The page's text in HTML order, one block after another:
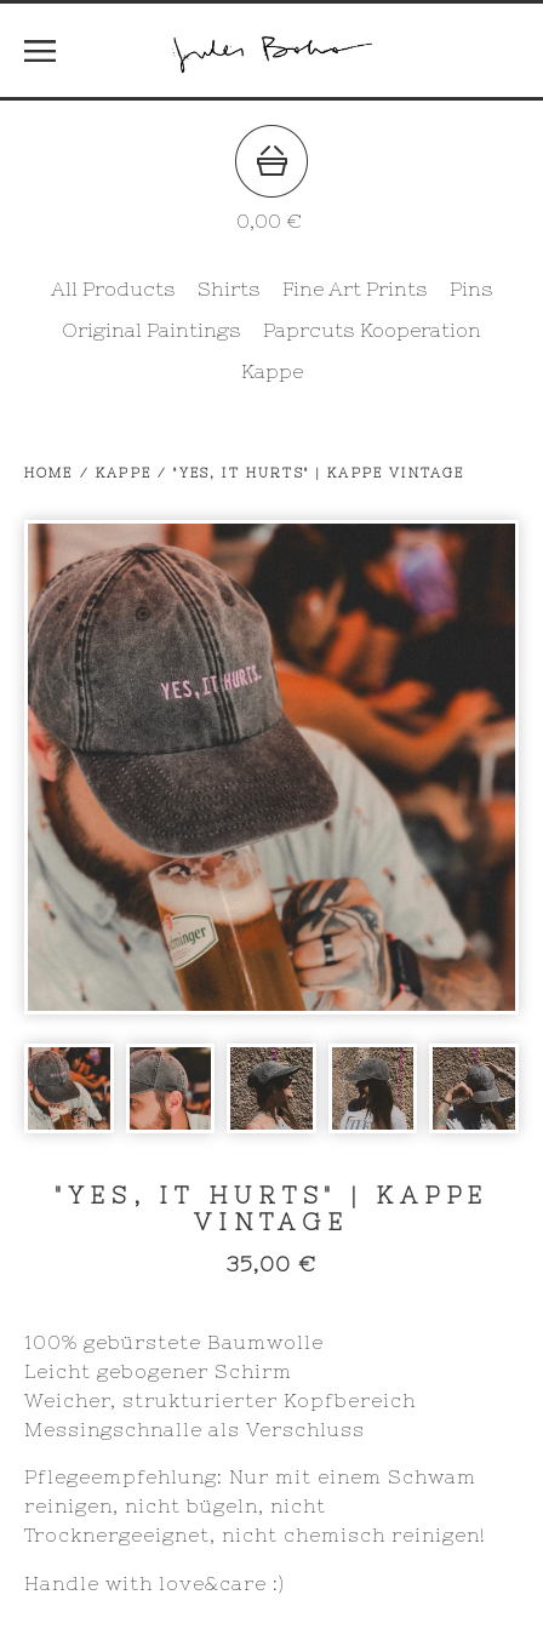
0,00 €
All Products Shirts Fine Art Prints
Pins
Original Paintings
Paprcuts Kooperation
Kappe
HOME /KAPPE /"YES, IT HURTS" | KAPPE VINTAGE
prev
"YES, IT HURTS" | KAPPE
VINTAGE
35,00 €
100% gebürstete Baumwolle
Leicht gebogener Schirm
Weicher, strukturierter Kopfbereich
Messingschnalle als Verschluss
Pflegeempfehlung: Nur mit einem Schwam
reinigen, nicht bügeln, nicht
Trocknergeeignet, nicht chemisch reinigen!
Handle with love&care :)